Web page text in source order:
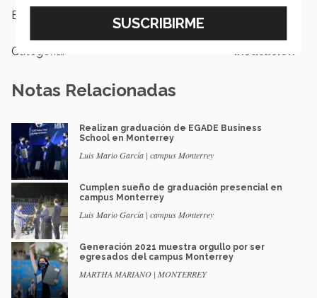
Etiquetas:
Categoría: Institución
Notas Relacionadas
Realizan graduación de EGADE Business
School en Monterrey
Luis Mario García | campus Monterrey
Cumplen sueño de graduación presencial en
campus Monterrey
Luis Mario García | campus Monterrey
Generación 2021 muestra orgullo por ser
egresados del campus Monterrey
MARTHA MARIANO | MONTERREY